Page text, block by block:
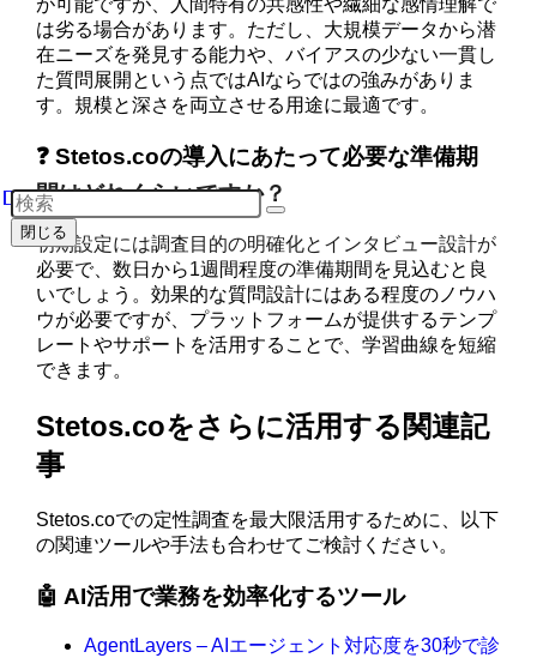
は劣る場合があります。ただし、大規模データから潜
在ニーズを発見する能力や、バイアスの少ない一貫し
た質問展開という点ではAIならではの強みがありま
す。規模と深さを両立させる用途に最適です。
❓ Stetos.coの導入にあたって必要な準備期
間はどれくらいですか？
初期設定には調査目的の明確化とインタビュー設計が
必要で、数日から1週間程度の準備期間を見込むと良
いでしょう。効果的な質問設計にはある程度のノウハ
ウが必要ですが、プラットフォームが提供するテンプ
レートやサポートを活用することで、学習曲線を短縮
できます。
Stetos.coをさらに活用する関連記
事
Stetos.coでの定性調査を最大限活用するために、以下
の関連ツールや手法も合わせてご検討ください。
🤖 AI活用で業務を効率化するツール
AgentLayers – AIエージェント対応度を30秒で診
閉じる